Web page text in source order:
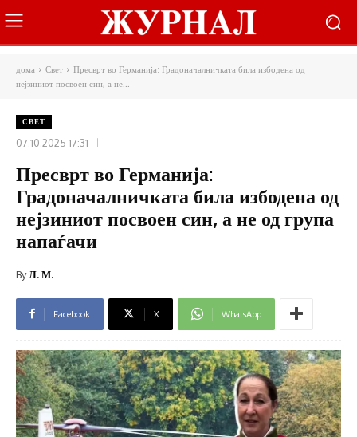
дома Свет
Пресврт во Германија: Градоначалничката била избодена од
нејзиниот посвоен син, а не...
СВЕТ
07.10.2025 17:31
Пресврт во Германија:
Градоначалничката била избодена од
нејзиниот посвоен син, а не од група
напаѓачи
ByЛ. М.
Facebook X WhatsApp